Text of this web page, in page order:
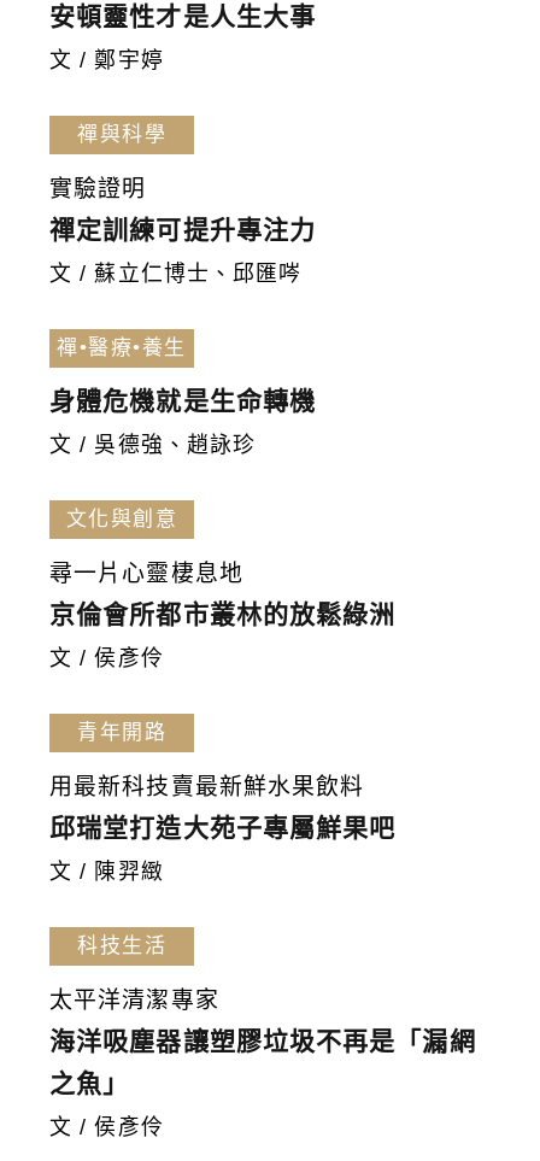
安頓靈性才是人生大事
文 / 鄭宇婷
禪與科學
實驗證明
禪定訓練可提升專注力
文 / 蘇立仁博士、邱匯㖗
禪•醫療•養生
身體危機就是生命轉機
文 / 吳德強、趙詠珍
文化與創意
尋一片心靈棲息地
京倫會所都市叢林的放鬆綠洲
文 / 侯彥伶
青年開路
用最新科技賣最新鮮水果飲料
邱瑞堂打造大苑子專屬鮮果吧
文 / 陳羿緻
科技生活
太平洋清潔專家
海洋吸塵器讓塑膠垃圾不再是「漏網
之魚」
文 / 侯彥伶